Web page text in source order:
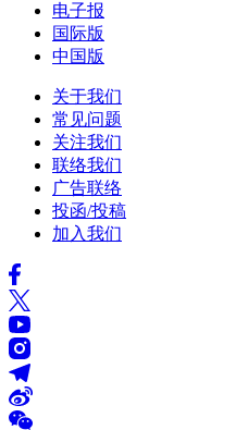
电子报
国际版
中国版
关于我们
常见问题
关注我们
联络我们
广告联络
投函/投稿
加入我们